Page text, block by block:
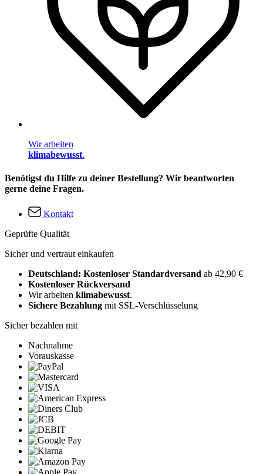
Wir arbeiten
klimabewusst.
Benötigst du Hilfe zu deiner Bestellung? Wir beantworten
gerne deine Fragen.
Kontakt
Geprüfte Qualität
Sicher und vertraut einkaufen
Deutschland: Kostenloser Standardversand ab 42,90 €
Kostenloser Rückversand
Wir arbeiten klimabewusst.
Sichere Bezahlung mit SSL-Verschlüsselung
Sicher bezahlen mit
Nachnahme
Vorauskasse